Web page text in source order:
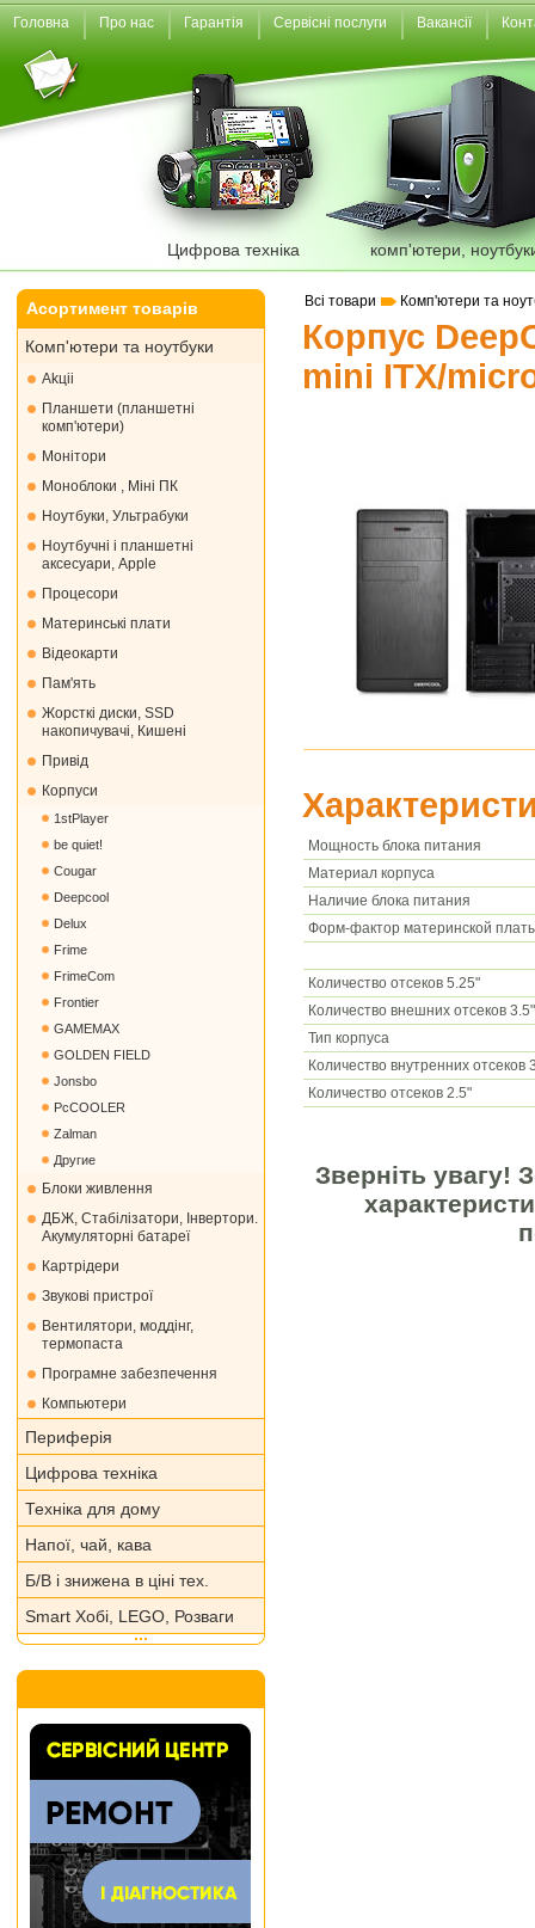
Головна Про нас Гарантія Сервісні послуги Вакансії
Цифрова техніка комп'ютери,
Асортимент товарів
Комп'ютери та ноутбуки
Akціі
Планшети (планшетні
комп'ютери)
Монiтори
Моноблоки , Міні ПК
Ноутбуки, Ультрабуки
Ноутбучні і планшетні
аксесуари, Apple
Процесори
Материнські плати
Відеокарти
Пам'ять
Жорсткі диски, SSD
накопичувачі, Кишені
Привід
Корпуси
1stPlayer
be quiet!
Cougar
Deepcool
Delux
Frime
FrimeCom
Frontier
GAMEMAX
GOLDEN FIELD
Jonsbo
PcCOOLER
Zalman
Другие
Блоки живлення
ДБЖ, Стабілізатори, Інвертори.
Акумуляторні батареї
Картрідери
Звукові пристрої
Вентилятори, моддінг,
термопаста
Програмне забезпечення
Компьютери
Периферія
Цифрова техніка
Техніка для дому
Напої, чай, кава
Б/В і знижена в ціні тех.
Smart Хобі, LEGO, Розваги
Всі товари Комп'ютери та
Корпус
mini ITX/
Мощность блока питания
Материал корпуса
Наличие блока питания
Форм-фактор материнской
Количество отсеков 5.25"
Количество внешних отсеков 3.5"
Тип корпуса
Количество внутренних отсеков
Количество отсеков 2.5"
Зверніть увагу!